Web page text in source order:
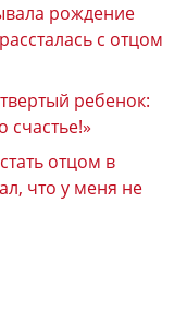
рождение
с отцом
ребенок:
счастье!»
отцом в
что у меня не